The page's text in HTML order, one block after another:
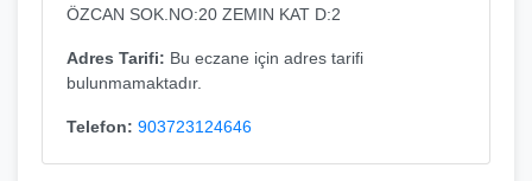
ÖZCAN SOK.NO:20 ZEMIN KAT D:2
Adres Tarifi: Bu eczane için adres tarifi
bulunmamaktadır.
Telefon: 903723124646